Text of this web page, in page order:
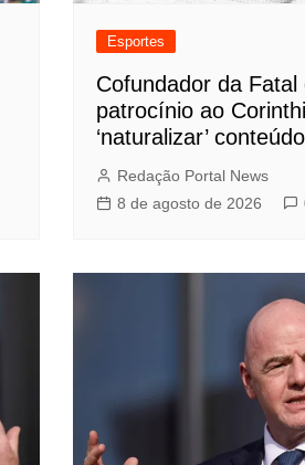
Esportes
Cofundador da Fatal
patrocínio ao
‘naturalizar’
Redação Portal News
8 de agosto de 2026